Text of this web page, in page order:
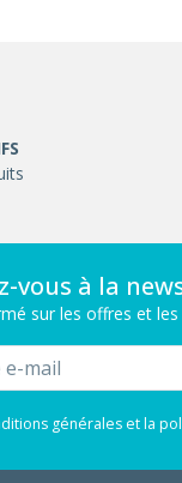
vous à la
sur les offres et
générales et la